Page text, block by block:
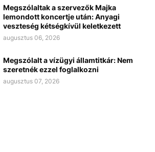
Megszólaltak a szervezők Majka
lemondott koncertje után: Anyagi
veszteség kétségkívül keletkezett
augusztus 06, 2026
Megszólalt a vízügyi államtitkár: Nem
szeretnék ezzel foglalkozni
augusztus 07, 2026